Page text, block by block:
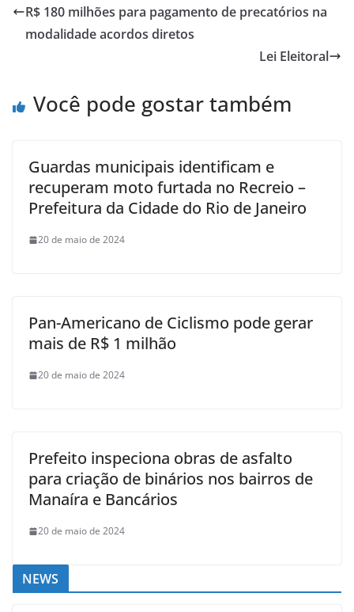
R$ 180 milhões para pagamento de precatórios na
modalidade acordos diretos
Lei Eleitoral
Você pode gostar também
Guardas municipais identificam e
recuperam moto furtada no Recreio –
Prefeitura da Cidade do Rio de Janeiro
20 de maio de 2024
Pan-Americano de Ciclismo pode gerar
mais de R$ 1 milhão
20 de maio de 2024
Prefeito inspeciona obras de asfalto
para criação de binários nos bairros de
Manaíra e Bancários
20 de maio de 2024
NEWS